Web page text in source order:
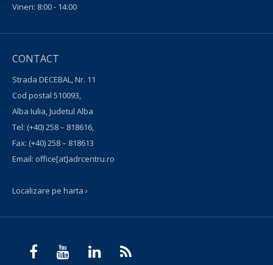
Vineri: 8:00 - 14:00
CONTACT
Strada DECEBAL, Nr. 11
Cod postal 510093,
Alba Iulia, Judetul Alba
Tel: (+40) 258 – 818616
Fax: (+40) 258 – 818613
Email: office[at]adrcentru.ro
Localizare pe harta ›